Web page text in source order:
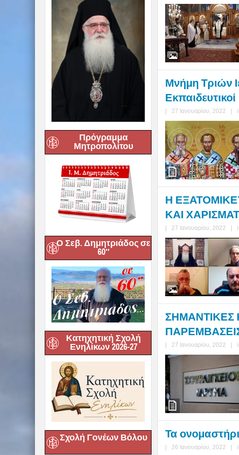
Πρόγραμμα
Μητροπολίτου
Ο Σεβ. Δημητριάδος σε
60″
Κατηχητική Σχολή
Ενηλίκων 2026-27
Σχολή Γονέων Βόλου
Μνήμη Τριών
Εκπαιδευτικοί
27 Ιανουαρίου, 2022
Η
ΚΑΙ
27 Ιανουαρίου, 2022
ΣΗΜΑΝΤΙΚΕΣ
27 Ιανουαρίου, 2022
Τα
26 Ιανουαρίου, 2022